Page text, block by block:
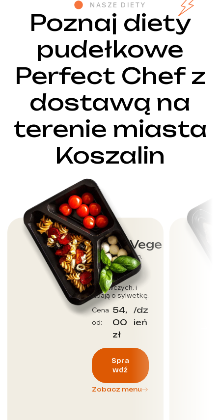
NASZE DIETY
Poznaj diety
pudełkowe
Perfect Chef z
dostawą na
terenie miasta
Koszalin
Dieta Vege
Dla wegetarian,
którzy dbają o
dostarczenie
wartości
odżywczych. i
dbają o sylwetkę.
Cena
od:
54,
00
zł
/dz
ień
Spra
wdź
Zobacz menu